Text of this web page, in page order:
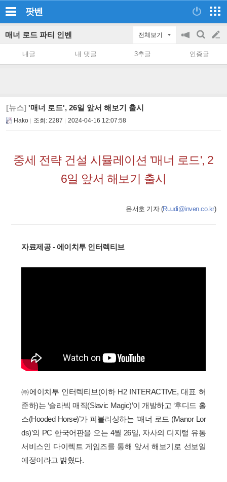
팟벤
매너 로드 파티 인벤 전체보기
공
on/off
검
색
글
쓰
내글 내 댓글 3추글 인증글
[뉴스] '매너 로드', 26일 앞서 해보기 출시
Hako 조회: 2287 2024-04-16 12:07:58
중세 전략 건설 시뮬레이션 '매너 로드', 2
6일 앞서 해보기 출시
윤서호 기자 (Ruudi@inven.co.kr)
자료제공 - 에이치투 인터렉티브
㈜에이치투 인터렉티브(이하 H2 INTERACTIVE, 대표 허
준하)는 ‘슬라빅 매직(Slavic Magic)’이 개발하고 ‘후디드 홀
스(Hooded Horse)’가 퍼블리싱하는 ‘매너 로드 (Manor Lor
ds)’의 PC 한국어판을 오는 4월 26일, 자사의 디지털 유통
서비스인 다이렉트 게임즈를 통해 앞서 해보기로 선보일
예정이라고 밝혔다.